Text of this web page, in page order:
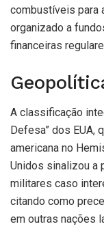
combustíveis para
organizado a
financeiras
A classificação
Defesa” dos EUA,
americana no
Unidos sinalizou a
militares caso
citando como
em outras nações